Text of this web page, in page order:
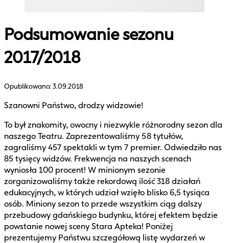
Podsumowanie sezonu
2017/2018
Opublikowano:3.09.2018
Szanowni Państwo, drodzy widzowie!
To był znakomity, owocny i niezwykle różnorodny sezon dla
naszego Teatru. Zaprezentowaliśmy 58 tytułów,
zagraliśmy 457 spektakli w tym 7 premier. Odwiedziło nas
85 tysięcy widzów. Frekwencja na naszych scenach
wyniosła 100 procent! W minionym sezonie
zorganizowaliśmy także rekordową ilość 318 działań
edukacyjnych, w których udział wzięło blisko 6,5 tysiąca
osób. Miniony sezon to przede wszystkim ciąg dalszy
przebudowy gdańskiego budynku, której efektem będzie
powstanie nowej sceny Stara Apteka! Poniżej
prezentujemy Państwu szczegółową listę wydarzeń w